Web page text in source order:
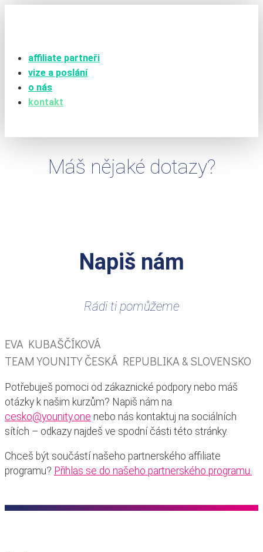
affiliate partneři
vize a poslání
o nás
kontakt
Máš nějaké dotazy?
Napiš nám
Rádi ti pomůžeme
EVA KUBAŠČÍKOVÁ
TEAM YOUNITY ČESKÁ REPUBLIKA & SLOVENSKO
Potřebuješ pomoci od zákaznické podpory nebo máš
otázky k našim kurzům? Napiš nám na
cesko@younity.one nebo nás kontaktuj na sociálních
sítích – odkazy najdeš ve spodní části této stránky.
Chceš být součástí našeho partnerského affiliate
programu? Přihlas se do našeho partnerského programu.